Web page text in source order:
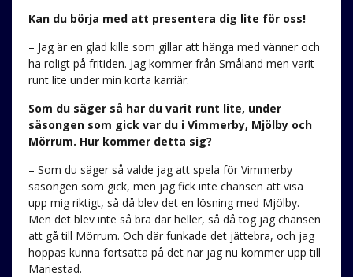
Kan du börja med att presentera dig lite för oss!
– Jag är en glad kille som gillar att hänga med vänner och
ha roligt på fritiden. Jag kommer från Småland men varit
runt lite under min korta karriär.
Som du säger så har du varit runt lite, under
säsongen som gick var du i Vimmerby, Mjölby och
Mörrum. Hur kommer detta sig?
– Som du säger så valde jag att spela för Vimmerby
säsongen som gick, men jag fick inte chansen att visa
upp mig riktigt, så då blev det en lösning med Mjölby.
Men det blev inte så bra där heller, så då tog jag chansen
att gå till Mörrum. Och där funkade det jättebra, och jag
hoppas kunna fortsätta på det när jag nu kommer upp till
Mariestad.